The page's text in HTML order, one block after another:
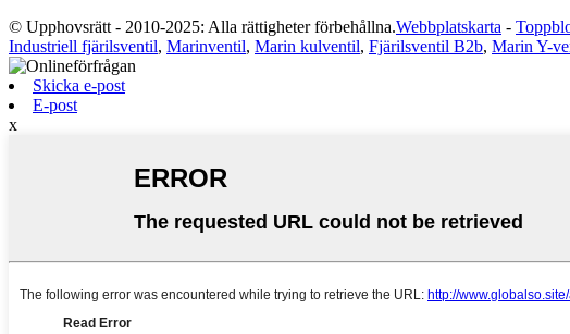
© Upphovsrätt - 2010-2025: Alla rättigheter förbehållna.Webbplatskarta -
Industriell fjärilsventil, Marinventil, Marin kulventil, Fjärilsventil B2b, Marin Y-
Skicka e-post
E-post
x